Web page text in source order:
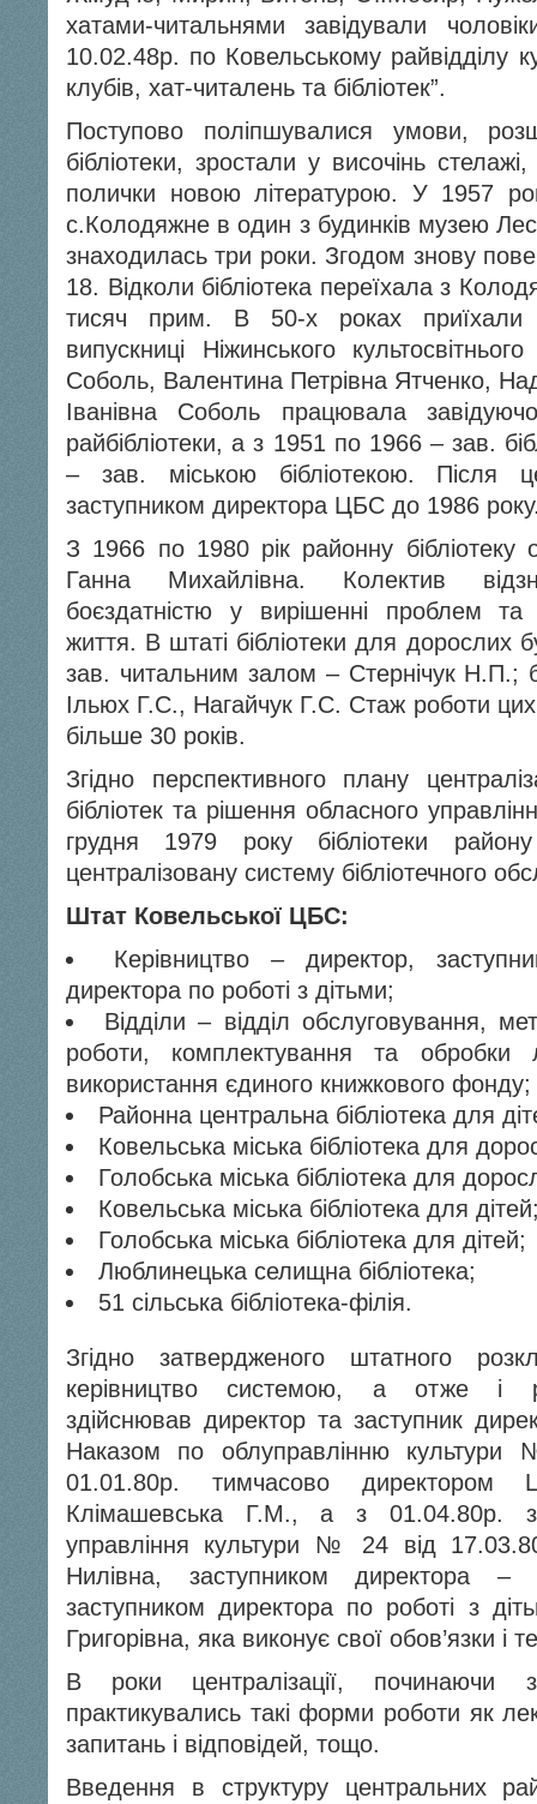
хатами-читальнями завідували
10.02.48р. по Ковельському райвідділу
клубів, хат-читалень та бібліотек”.
Поступово поліпшувалися умови,
бібліотеки, зростали у височінь
полички новою літературою. У 1957
с.Колодяжне в один з будинків музею
знаходилась три роки. Згодом знову
18. Відколи бібліотека переїхала з
тисяч прим. В 50-х роках
випускниці Ніжинського
Соболь, Валентина Петрівна Ятченко,
Іванівна Соболь працювала
райбібліотеки, а з 1951 по 1966 – зав.
– зав. міською бібліотекою. Після
заступником директора ЦБС до 1986
З 1966 по 1980 рік районну бібліотеку
Ганна Михайлівна. Колектив
боєздатністю у вирішенні проблем та
життя. В штаті бібліотеки для
зав. читальним залом – Стернічук Н.П.;
Ільюх Г.С., Нагайчук Г.С. Стаж роботи цих
більше 30 років.
Згідно перспективного плану
бібліотек та рішення обласного
грудня 1979 року бібліотеки
централізовану систему бібліотечного
Штат Ковельської ЦБС:
Керівництво – директор,
директора по роботі з дітьми;
Відділи – відділ обслуговування,
роботи, комплектування та обробки
використання єдиного книжкового фонду;
Районна центральна бібліотека для
Ковельська міська бібліотека для
Голобська міська бібліотека для
Ковельська міська бібліотека для
Голобська міська бібліотека для дітей;
Люблинецька селищна бібліотека;
51 сільська бібліотека-філія.
Згідно затвердженого штатного
керівництво системою, а отже і
здійснював директор та заступник
Наказом по облуправлінню
01.01.80р. тимчасово директором
Клімашевська Г.М., а з 01.04.80р.
управління культури № 24 від
Нилівна, заступником директора –
заступником директора по роботі з
Григорівна, яка виконує свої обов’язки і
В роки централізації,
практикувались такі форми роботи як
запитань і відповідей, тощо.
Введення в структуру центральних